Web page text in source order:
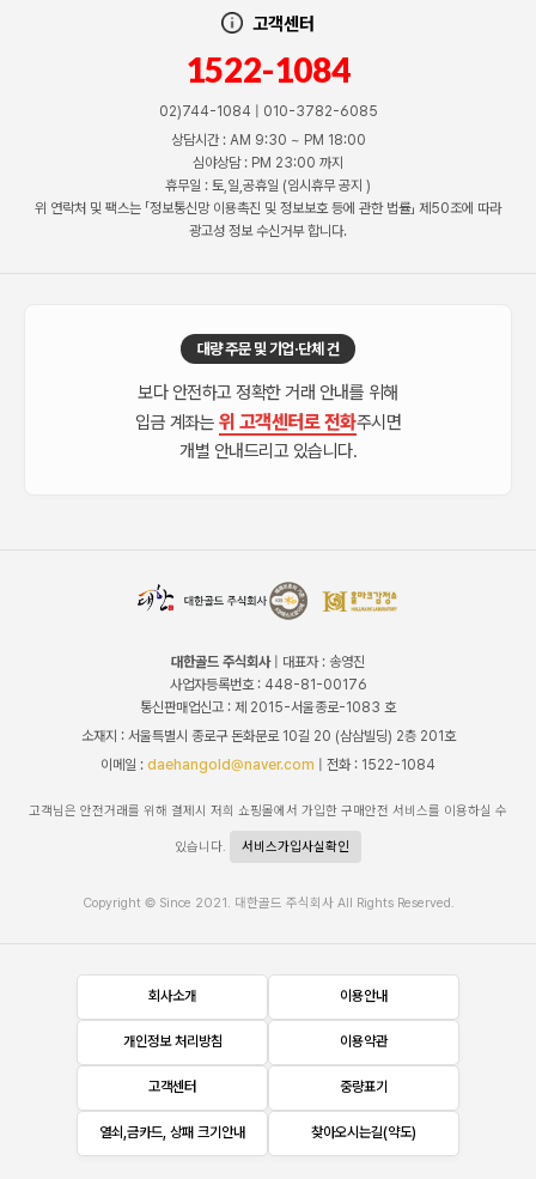
고객센터
1522-1084
02)744-1084 | 010-3782-6085
상담시간 : AM 9:30 ~ PM 18:00
심야상담 : PM 23:00 까지
휴무일 : 토,일,공휴일 (임시휴무 공지 )
위 연락처 및 팩스는 「정보통신망 이용촉진 및 정보보호 등에 관한 법률」 제50조에 따라
광고성 정보 수신거부 합니다.
대량 주문 및 기업·단체 건
보다 안전하고 정확한 거래 안내를 위해
입금 계좌는 위 고객센터로 전화주시면
개별 안내드리고 있습니다.
대한골드 주식회사| 대표자 : 송영진
사업자등록번호 : 448-81-00176
통신판매업신고 : 제 2015-서울종로-1083 호
소재지 : 서울특별시 종로구 돈화문로 10길 20 (삼삼빌딩) 2층 201호
이메일 : daehangold@naver.com | 전화 : 1522-1084
고객님은 안전거래를 위해 결제시 저희 쇼핑몰에서 가입한 구매안전 서비스를 이용하실 수
있습니다. 서비스가입사실확인
Copyright © Since 2021. 대한골드 주식회사 All Rights Reserved.
회사소개 이용안내
개인정보 처리방침 이용약관
고객센터 중량표기
열쇠,금카드, 상패 크기안내 찾아오시는길(약도)